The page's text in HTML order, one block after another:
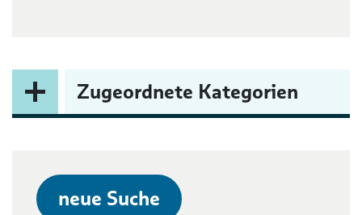
Zugeordnete Kategorien
neue Suche